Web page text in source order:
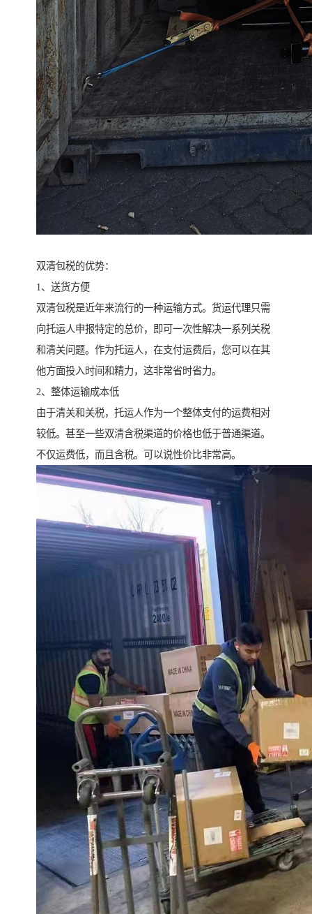
双清包税的优势：
1、送货方便
双清包税是近年来流行的一种运输方式。货运代理只需
向托运人申报特定的总价，即可一次性解决一系列关税
和清关问题。作为托运人，在支付运费后，您可以在其
他方面投入时间和精力，这非常省时省力。
2、整体运输成本低
由于清关和关税，托运人作为一个整体支付的运费相对
较低。甚至一些双清含税渠道的价格也低于普通渠道。
不仅运费低，而且含税。可以说性价比非常高。